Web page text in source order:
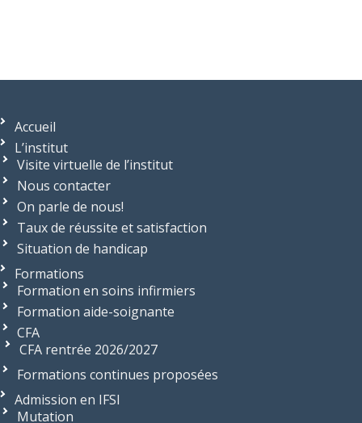
Accueil
L’institut
Visite virtuelle de l’institut
Nous contacter
On parle de nous!
Taux de réussite et satisfaction
Situation de handicap
Formations
Formation en soins infirmiers
Formation aide-soignante
CFA
CFA rentrée 2026/2027
Formations continues proposées
Admission en IFSI
Mutation